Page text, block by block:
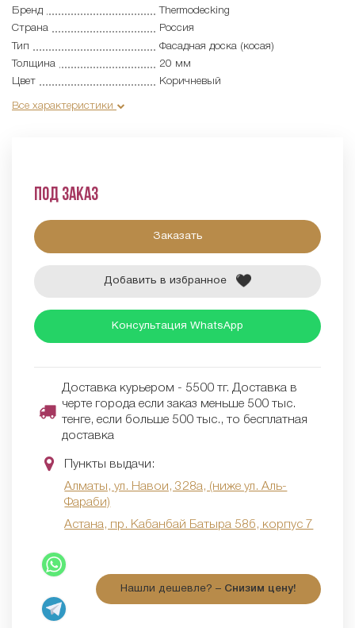
Бренд
Thermodecking
Страна
Россия
Тип
Фасадная доска (косая)
Толщина
20 мм
Цвет
Коричневый
Все характеристики
Под заказ
Заказать
Добавить в избранное
Консультация WhatsApp
Доставка курьером - 5500 тг. Доставка в
черте города если заказ меньше 500 тыс.
тенге, если больше 500 тыс., то бесплатная
доставка
Пункты выдачи:
Алматы, ул. Навои, 328а, (ниже ул. Аль-
Фараби)
Астана, пр. Кабанбай Батыра 58б, корпус 7
Нашли дешевле? – Снизим цену!